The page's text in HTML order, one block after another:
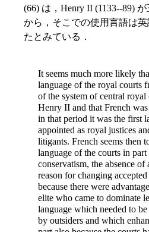
(66) は，Henry II (1133--89)
から，そこでの使用言語は
たとみている．
It seems much more likely
language of the royal courts
of the system of central royal
Henry II and that French
in that period it was the first
appointed as royal justices
litigants. French seems then
language of the courts in
conservatism, the absence
reason for changing
because there were
elite who came to dominate
language which needed to
by outsiders and which